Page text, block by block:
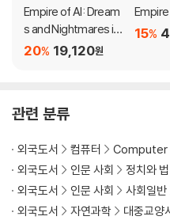
the ground ‘cleaning it up’
he Global South, and a truly
gy and water underlying
ory try to chase it down.
In exhilarating prose and
sest to Sam Altman, Hao
I and shows us the sinister
n society.
Empire of AI: Dream
s and Nightmares in
Sam Altman's Open
19,120원
20%
15%
관련 분류
외국도서 컴퓨터
Computer
외국도서
인문 사회 정치와 법
외국도서
인문 사회 사회일반
외국도서
자연과학
대중교양